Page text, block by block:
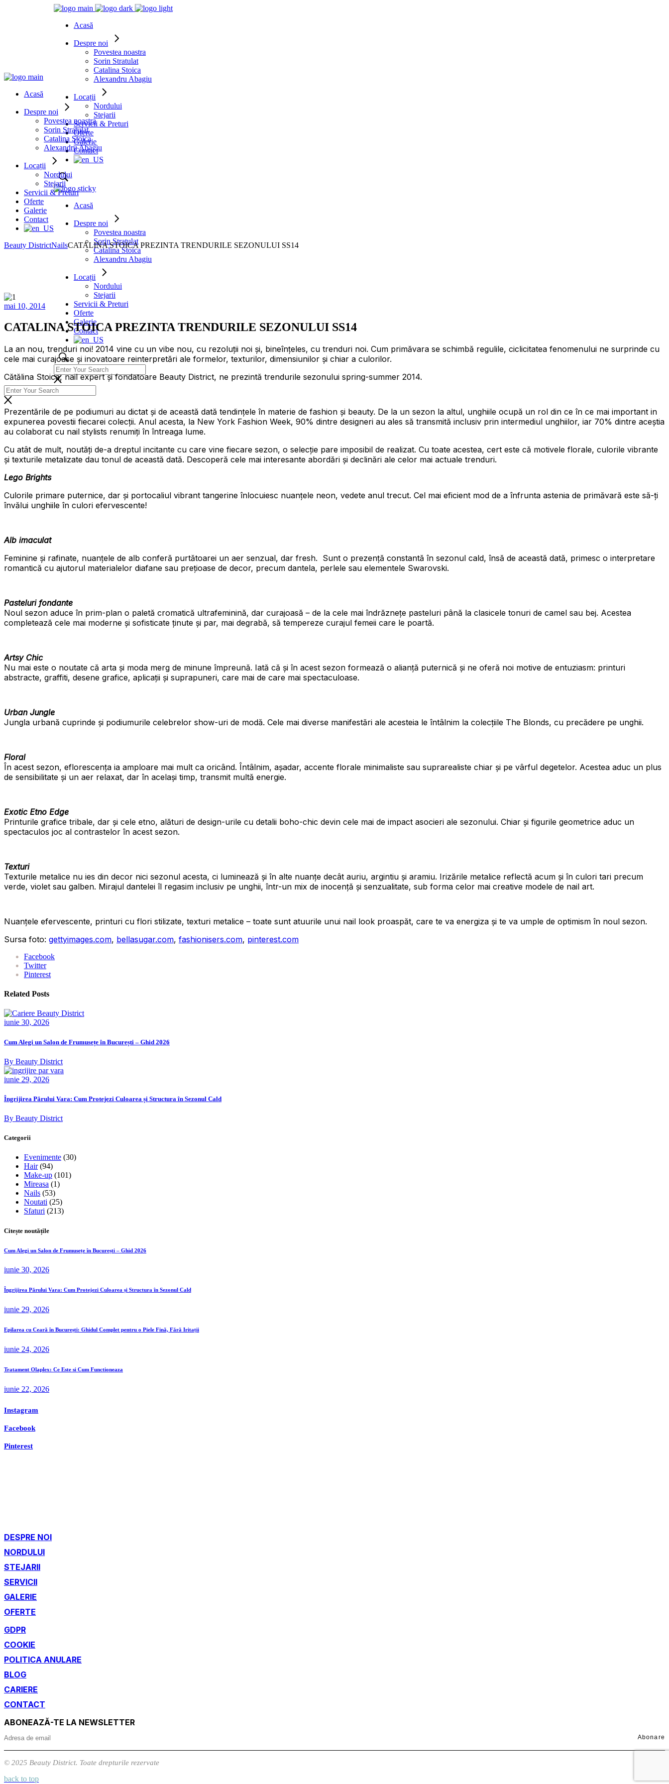
Acasă
Despre noi
Povestea noastra
Sorin Stratulat
Catalina Stoica
Alexandru Abagiu
Locații
Nordului
Stejarii
Servicii & Preturi
Oferte
Galerie
Contact
Acasă
Despre noi
Povestea noastra
Sorin Stratulat
Catalina Stoica
Alexandru Abagiu
Locații
Nordului
Stejarii
Servicii & Preturi
Oferte
Galerie
Contact
Acasă
Despre noi
Povestea noastra
Sorin Stratulat
Catalina Stoica
Alexandru Abagiu
Locații
Nordului
Stejarii
Servicii & Preturi
Oferte
Galerie
Contact
Beauty DistrictNailsCATALINA STOICA PREZINTA TRENDURILE SEZONULUI SS14
mai 10, 2014
CATALINA STOICA PREZINTA TRENDURILE SEZONULUI SS14
La an nou, trenduri noi! 2014 vine cu un vibe nou, cu rezoluții noi și, bineînțeles, cu trenduri noi. Cum primăvara se schimbă regulile, ciclicitatea fenomenului ne surprinde cu
cele mai curajoase și inovatoare reinterpretări ale formelor, texturilor, dimensiunilor și chiar a culorilor.
Cătălina Stoica, nail expert și fondatoare Beauty District, ne prezintă trendurile sezonului spring-summer 2014.
Prezentările de pe podiumuri au dictat și de această dată tendințele în materie de fashion și beauty. De la un sezon la altul, unghiile ocupă un rol din ce în ce mai important in
expunerea povestii fiecarei colecții. Anul acesta, la New York Fashion Week, 90% dintre designeri au ales să transmită inclusiv prin intermediul unghiilor, iar 70% dintre aceștia
au colaborat cu nail stylists renumiți în întreaga lume.
Cu atât de mult, noutăți de-a dreptul incitante cu care vine fiecare sezon, o selecție pare imposibil de realizat. Cu toate acestea, cert este că motivele florale, culorile vibrante
și texturile metalizate dau tonul de această dată. Descoperă cele mai interesante abordări și declinări ale celor mai actuale trenduri.
Lego Brights
Culorile primare puternice, dar și portocaliul vibrant tangerine înlocuiesc nuanțele neon, vedete anul trecut. Cel mai eficient mod de a înfrunta astenia de primăvară este să-ți
învălui unghiile în culori efervescente!
Alb imaculat
Feminine și rafinate, nuanțele de alb conferă purtătoarei un aer senzual, dar fresh. Sunt o prezență constantă în sezonul cald, însă de această dată, primesc o interpretare
romantică cu ajutorul materialelor diafane sau prețioase de decor, precum dantela, perlele sau elementele Swarovski.
Pasteluri fondante
Noul sezon aduce în prim-plan o paletă cromatică ultrafeminină, dar curajoasă – de la cele mai îndrăznețe pasteluri până la clasicele tonuri de camel sau bej. Acestea
completează cele mai moderne și sofisticate ținute și par, mai degrabă, să tempereze curajul femeii care le poartă.
Artsy Chic
Nu mai este o noutate că arta și moda merg de minune împreună. Iată că și în acest sezon formează o alianță puternică și ne oferă noi motive de entuziasm: printuri
abstracte, graffiti, desene grafice, aplicații și suprapuneri, care mai de care mai spectaculoase.
Urban Jungle
Jungla urbană cuprinde și podiumurile celebrelor show-uri de modă. Cele mai diverse manifestări ale acesteia le întâlnim la colecțiile The Blonds, cu precădere pe unghii.
Floral
În acest sezon, eflorescența ia amploare mai mult ca oricând. Întâlnim, așadar, accente florale minimaliste sau suprarealiste chiar și pe vârful degetelor. Acestea aduc un plus
de sensibilitate și un aer relaxat, dar în același timp, transmit multă energie.
Exotic Etno Edge
Printurile grafice tribale, dar și cele etno, alături de design-urile cu detalii boho-chic devin cele mai de impact asocieri ale sezonului. Chiar și figurile geometrice aduc un
spectaculos joc al contrastelor în acest sezon.
Texturi
Texturile metalice nu ies din decor nici sezonul acesta, ci luminează și în alte nuanțe decât auriu, argintiu și aramiu. Irizările metalice reflectă acum și în culori tari precum
verde, violet sau galben. Mirajul dantelei îl regasim inclusiv pe unghii, într-un mix de inocență și senzualitate, sub forma celor mai creative modele de nail art.
Nuanțele efervescente, printuri cu flori stilizate, texturi metalice – toate sunt atuurile unui nail look proaspăt, care te va energiza și te va umple de optimism în noul sezon.
Sursa foto: gettyimages.com, bellasugar.com, fashionisers.com, pinterest.com
Facebook
Twitter
Pinterest
Related Posts
iunie 30, 2026
Cum Alegi un Salon de Frumusețe în București – Ghid 2026
By Beauty District
iunie 29, 2026
Îngrijirea Părului Vara: Cum Protejezi Culoarea și Structura în Sezonul Cald
By Beauty District
Categorii
Evenimente (30)
Hair(94)
Make-up (101)
Mireasa (1)
Nails (53)
Noutati (25)
Sfaturi (213)
Citește noutățile
Cum Alegi un Salon de Frumusețe în București – Ghid 2026
iunie 30, 2026
Îngrijirea Părului Vara: Cum Protejezi Culoarea și Structura în Sezonul Cald
iunie 29, 2026
Epilarea cu Ceară în București: Ghidul Complet pentru o Piele Fină, Fără Iritații
iunie 24, 2026
Tratament Olaplex: Ce Este si Cum Functioneaza
iunie 22, 2026
Instagram
Facebook
Pinterest
DESPRE NOI
NORDULUI
STEJARII
SERVICII
GALERIE
OFERTE
GDPR
COOKIE
POLITICA ANULARE
BLOG
CARIERE
CONTACT
ABONEAZĂ-TE LA NEWSLETTER
Abonare
© 2025 Beauty District. Toate drepturile rezervate
back to top